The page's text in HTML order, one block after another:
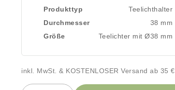
Produkttyp
Teelichthalter
Durchmesser
38 mm
Größe
Teelichter mit Ø38 mm
inkl. MwSt. & KOSTENLOSER Versand ab 35 €